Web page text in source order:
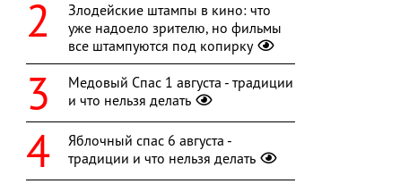
Злодейские штампы в кино: что
уже надоело зрителю, но фильмы
все штампуются под копирку
Медовый Спас 1 августа - традиции
и что нельзя делать
Яблочный спас 6 августа -
традиции и что нельзя делать